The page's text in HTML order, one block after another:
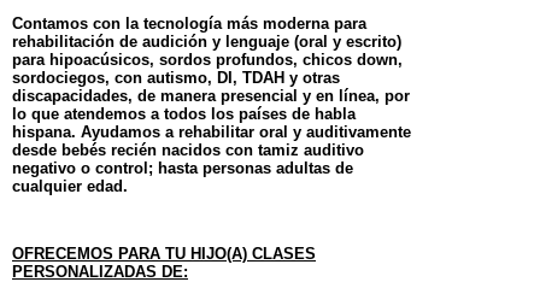
Contamos con la tecnología más moderna para
rehabilitación de audición y lenguaje (oral y escrito)
para hipoacúsicos, sordos profundos, chicos down,
sordociegos, con autismo, DI, TDAH y otras
discapacidades, de manera presencial y en línea, por
lo que atendemos a todos los países de habla
hispana. Ayudamos a rehabilitar oral y auditivamente
desde bebés recién nacidos con tamiz auditivo
negativo o control; hasta personas adultas de
cualquier edad.
OFRECEMOS PARA TU HIJO(A) CLASES
PERSONALIZADAS DE: